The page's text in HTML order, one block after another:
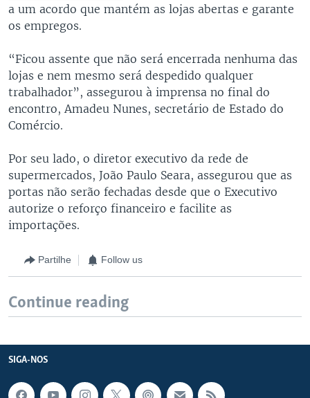
a um acordo que mantém as lojas abertas e garante
os empregos.
“Ficou assente que não será encerrada nenhuma das
lojas e nem mesmo será despedido qualquer
trabalhador”, assegurou à imprensa no final do
encontro, Amadeu Nunes, secretário de Estado do
Comércio.
Por seu lado, o diretor executivo da rede de
supermercados, João Paulo Seara, assegurou que as
portas não serão fechadas desde que o Executivo
autorize o reforço financeiro e facilite as
importações.
Partilhe Follow us
Continue reading
SIGA-NOS